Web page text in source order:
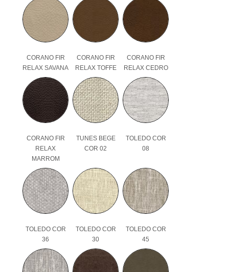
CORANO FIR
RELAX SAVANA
CORANO FIR
RELAX TOFFE
CORANO FIR
RELAX CEDRO
CORANO FIR
RELAX
MARROM
TUNES BEGE
COR 02
TOLEDO COR
08
TOLEDO COR
36
TOLEDO COR
30
TOLEDO COR
45